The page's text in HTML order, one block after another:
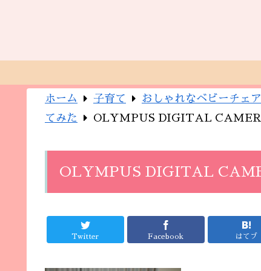
ホーム 子育て
おしゃれなベビーチェ
てみた
OLYMPUS DIGITAL
OLYMPUS DIGITAL
Twitter Facebook はてブ